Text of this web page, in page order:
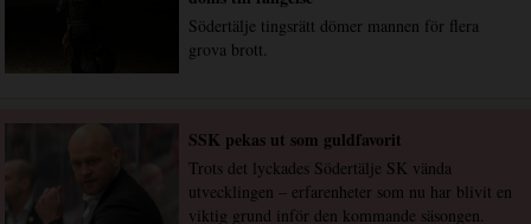
Södertälje tingsrätt dömer mannen för flera
grova brott.
SSK pekas ut som guldfavorit
Trots det lyckades Södertälje SK vända
utvecklingen – erfarenheter som nu har blivit en
viktig grund inför den kommande säsongen.